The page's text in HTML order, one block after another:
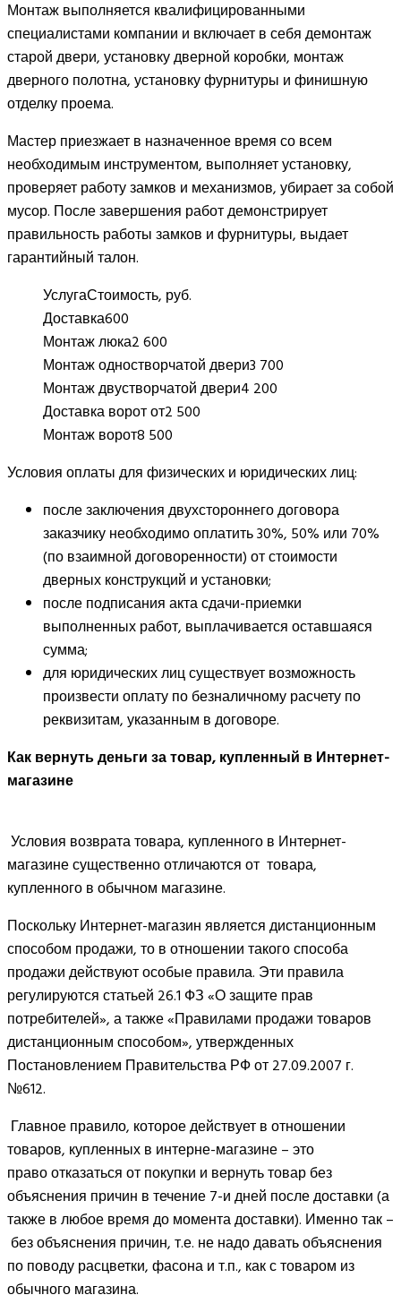
Монтаж выполняется квалифицированными
специалистами компании и включает в себя демонтаж
старой двери, установку дверной коробки, монтаж
дверного полотна, установку фурнитуры и финишную
отделку проема.
Мастер приезжает в назначенное время со всем
необходимым инструментом, выполняет установку,
проверяет работу замков и механизмов, убирает за собой
мусор. После завершения работ демонстрирует
правильность работы замков и фурнитуры, выдает
гарантийный талон.
УслугаСтоимость, руб.
Доставка600
Монтаж люка2 600
Монтаж одностворчатой двери3 700
Монтаж двустворчатой двери4 200
Доставка ворот от2 500
Монтаж ворот8 500
Условия оплаты для физических и юридических лиц:
после заключения двухстороннего договора
заказчику необходимо оплатить 30%, 50% или 70%
(по взаимной договоренности) от стоимости
дверных конструкций и установки;
после подписания акта сдачи-приемки
выполненных работ, выплачивается оставшаяся
сумма;
для юридических лиц существует возможность
произвести оплату по безналичному расчету по
реквизитам, указанным в договоре.
Как вернуть деньги за товар, купленный в Интернет-
магазине
Условия возврата товара, купленного в Интернет-
магазине существенно отличаются от товара,
купленного в обычном магазине.
Поскольку Интернет-магазин является дистанционным
способом продажи, то в отношении такого способа
продажи действуют особые правила. Эти правила
регулируются статьей 26.1 ФЗ «О защите прав
потребителей», а также «Правилами продажи товаров
дистанционным способом», утвержденных
Постановлением Правительства РФ от 27.09.2007 г.
№612.
Главное правило, которое действует в отношении
товаров, купленных в интерне-магазине – это
право отказаться от покупки и вернуть товар без
объяснения причин в течение 7-и дней после доставки (а
также в любое время до момента доставки). Именно так –
без объяснения причин, т.е. не надо давать объяснения
по поводу расцветки, фасона и т.п., как с товаром из
обычного магазина.